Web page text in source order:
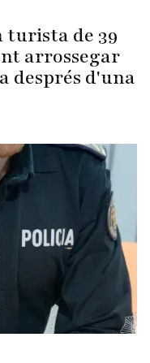
de 39
arrossegar
després d'una